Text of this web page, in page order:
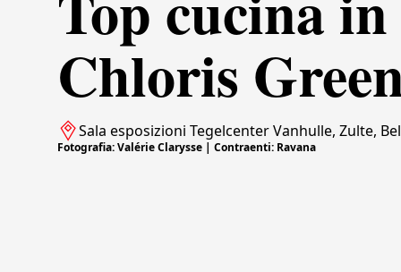
Chloris
Sala esposizioni Tegelcenter Vanhulle, Zulte,
Fotografia: Valérie Clarysse | Contraenti: Ravana